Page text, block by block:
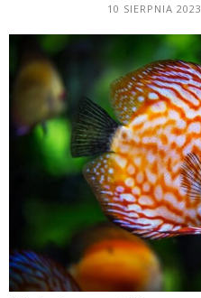
10 SIERPNIA 2023